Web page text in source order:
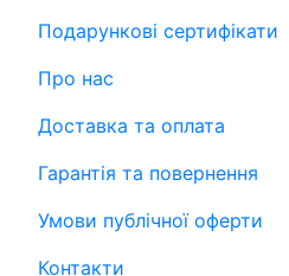
Подарункові сертифікати
Про нас
Доставка та оплата
Гарантія та повернення
Умови публічної оферти
Контакти